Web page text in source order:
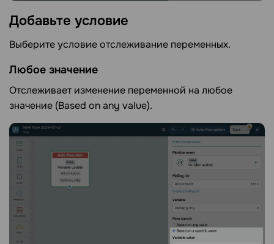
Добавьте условие
Выберите условие отслеживание переменных.
Любое значение
Отслеживает изменение переменной на любое
значение (Based on any value).